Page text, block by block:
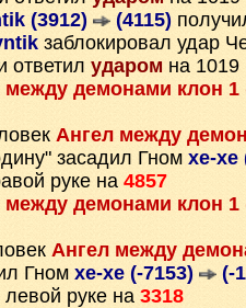
(3912) (4115)
заблокировал удар
ответил ударом на 1019
между демонами клон 1
Ангел между
засадил Гном xe-xe
руке на 4857
между демонами клон 1
Ангел между
Гном xe-xe (-7153)
(-
левой руке на 3318